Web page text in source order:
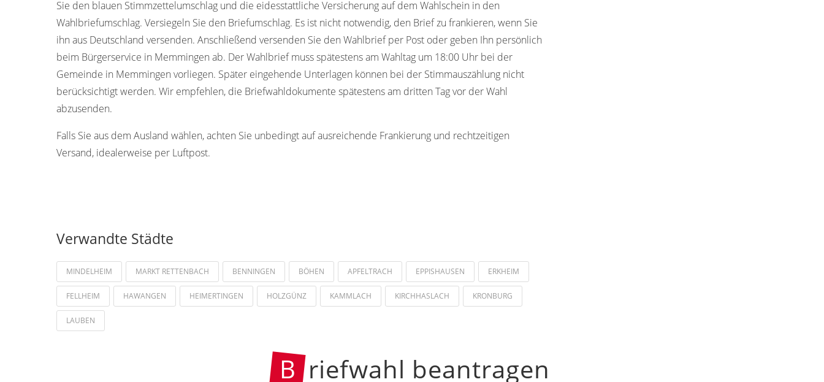
Sie den blauen Stimmzettelumschlag und die eidesstattliche Versicherung auf dem Wahlschein in den
Wahlbriefumschlag. Versiegeln Sie den Briefumschlag. Es ist nicht notwendig, den Brief zu frankieren, wenn Sie
ihn aus Deutschland versenden. Anschließend versenden Sie den Wahlbrief per Post oder geben Ihn persönlich
beim Bürgerservice in Memmingen ab. Der Wahlbrief muss spätestens am Wahltag um 18:00 Uhr bei der
Gemeinde in Memmingen vorliegen. Später eingehende Unterlagen können bei der Stimmauszählung nicht
berücksichtigt werden. Wir empfehlen, die Briefwahldokumente spätestens am dritten Tag vor der Wahl
abzusenden.
Falls Sie aus dem Ausland wählen, achten Sie unbedingt auf ausreichende Frankierung und rechtzeitigen
Versand, idealerweise per Luftpost.
Verwandte Städte
MINDELHEIM MARKT RETTENBACH BENNINGEN BÖHEN APFELTRACH EPPISHAUSEN ERKHEIM
FELLHEIM HAWANGEN HEIMERTINGEN HOLZGÜNZ KAMMLACH KIRCHHASLACH KRONBURG
LAUBEN
B riefwahl beantragen